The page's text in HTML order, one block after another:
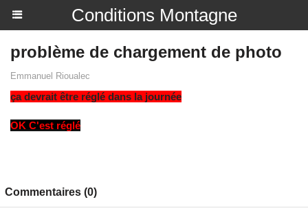
Conditions Montagne
problème de chargement de photo
Emmanuel Rioualec
ça devrait être réglé dans la journée
OK C'est réglé
Commentaires (0)